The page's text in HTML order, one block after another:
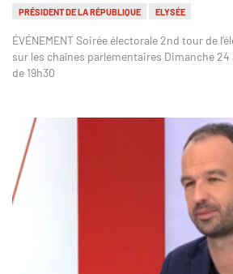
PRÉSIDENT DE LA RÉPUBLIQUE ELYSÉE
ÉVÉNEMENT Soirée électorale 2nd tour de
sur les chaînes parlementaires Dimanche
de 19h30